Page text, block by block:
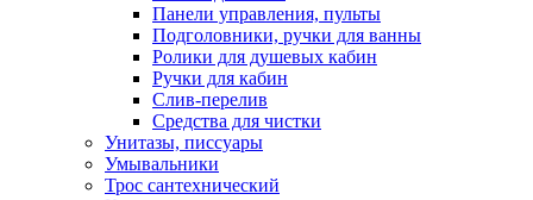
Панели управления, пульты
Подголовники, ручки для ванны
Ролики для душевых кабин
Ручки для кабин
Слив-перелив
Средства для чистки
Унитазы, писсуары
Умывальники
Трос сантехнический